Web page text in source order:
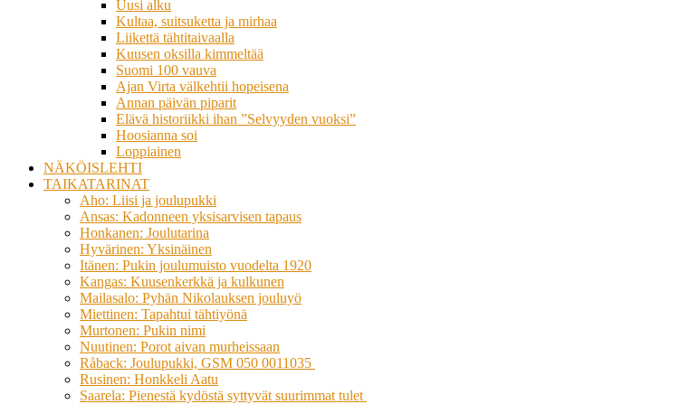
Uusi alku
Kultaa, suitsuketta ja mirhaa
Liikettä tähtitaivaalla
Kuusen oksilla kimmeltää
Suomi 100 vauva
Ajan Virta välkehtii hopeisena
Annan päivän piparit
Elävä historiikki ihan ”Selvyyden vuoksi”
Hoosianna soi
Loppiainen
NÄKÖISLEHTI
TAIKATARINAT
Aho: Liisi ja joulupukki
Ansas: Kadonneen yksisarvisen tapaus
Honkanen: Joulutarina
Hyvärinen: Yksinäinen
Itänen: Pukin joulumuisto vuodelta 1920
Kangas: Kuusenkerkkä ja kulkunen
Mailasalo: Pyhän Nikolauksen jouluyö
Miettinen: Tapahtui tähtiyönä
Murtonen: Pukin nimi
Nuutinen: Porot aivan murheissaan
Råback: Joulupukki, GSM 050 0011035
Rusinen: Honkkeli Aatu
Saarela: Pienestä kydöstä syttyvät suurimmat tulet